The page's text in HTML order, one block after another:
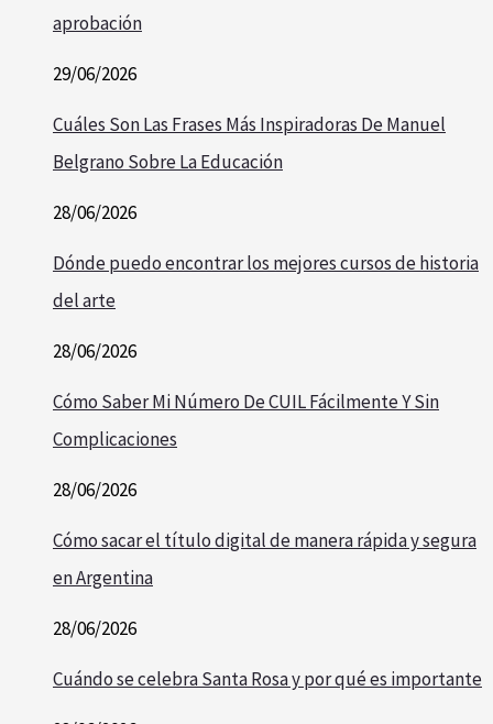
aprobación
29/06/2026
Cuáles Son Las Frases Más Inspiradoras De Manuel
Belgrano Sobre La Educación
28/06/2026
Dónde puedo encontrar los mejores cursos de historia
del arte
28/06/2026
Cómo Saber Mi Número De CUIL Fácilmente Y Sin
Complicaciones
28/06/2026
Cómo sacar el título digital de manera rápida y segura
en Argentina
28/06/2026
Cuándo se celebra Santa Rosa y por qué es importante